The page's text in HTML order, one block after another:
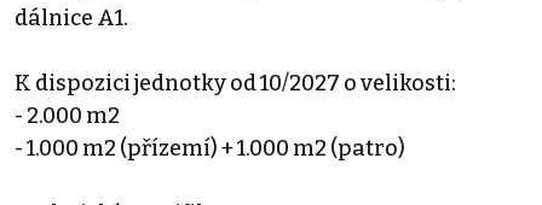
dálnice A1.
K dispozici jednotky od 10/2027 o velikosti:
- 2.000 m2
- 1.000 m2 (přízemí) + 1.000 m2 (patro)